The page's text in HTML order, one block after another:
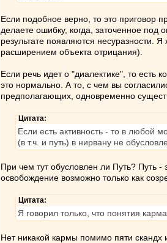
Если подобное верно, то это приговор
делаете ошибку, когда, заточенное под
результате появляются несуразности.
расширением объекта отрицания).
Если речь идет о "диалектике", то есть
это нормально. А то, с чем вы
предполагающих, одновременно
Цитата:
Если есть активность - то в любой
(в т.ч. и путь) в нирвану не
При чем тут обусловлен ли Путь? Путь -
освобождение возможно только как
Цитата:
Я говорил только, что понятия
Нет никакой кармы помимо пяти скандх